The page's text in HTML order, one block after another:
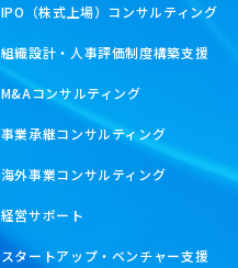
IPO（株式上場）コンサルティング
組織設計・人事評価制度構築支援
M&Aコンサルティング
事業承継コンサルティング
海外事業コンサルティング
経営サポート
スタートアップ・ベンチャー支援